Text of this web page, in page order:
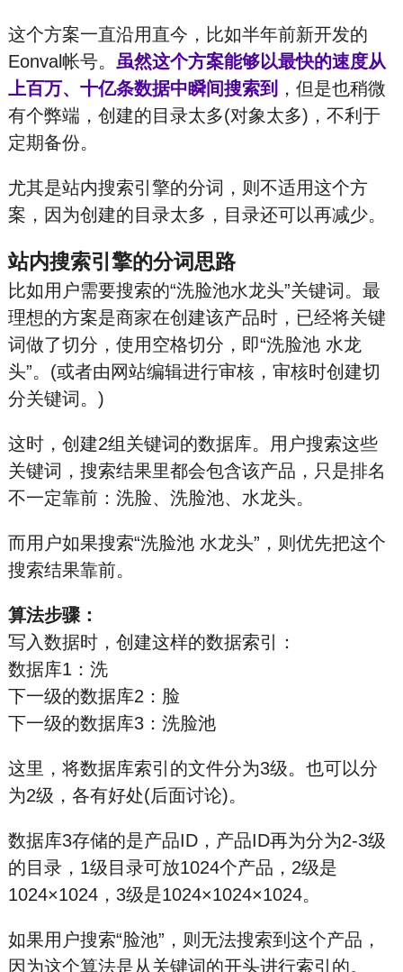
这个方案一直沿用直今，比如半年前新开发的
Eonval帐号。 虽然这个方案能够以最快的速度从
上百万、十亿条数据中瞬间搜索到 ，但是也稍微
有个弊端，创建的目录太多(对象太多)，不利于
定期备份。
尤其是站内搜索引擎的分词，则不适用这个方
案，因为创建的目录太多，目录还可以再减少。
站内搜索引擎的分词思路
比如用户需要搜索的“洗脸池水龙头”关键词。最
理想的方案是商家在创建该产品时，已经将关键
词做了切分，使用空格切分，即“洗脸池 水龙
头”。(或者由网站编辑进行审核，审核时创建切
分关键词。)
这时，创建2组关键词的数据库。用户搜索这些
关键词，搜索结果里都会包含该产品，只是排名
不一定靠前：洗脸、洗脸池、水龙头。
而用户如果搜索“洗脸池 水龙头”，则优先把这个
搜索结果靠前。
算法步骤：
写入数据时，创建这样的数据索引：
数据库1：洗
下一级的数据库2：脸
下一级的数据库3：洗脸池
这里，将数据库索引的文件分为3级。也可以分
为2级，各有好处(后面讨论)。
数据库3存储的是产品ID，产品ID再为分为2-3级
的目录，1级目录可放1024个产品，2级是
1024×1024，3级是1024×1024×1024。
如果用户搜索“脸池”，则无法搜索到这个产品，
因为这个算法是从关键词的开头进行索引的。